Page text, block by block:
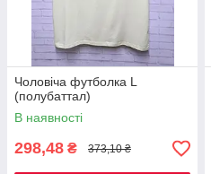
Чоловіча футболка L
(полубаттал)
В наявності
298,48 ₴ 373,10 ₴